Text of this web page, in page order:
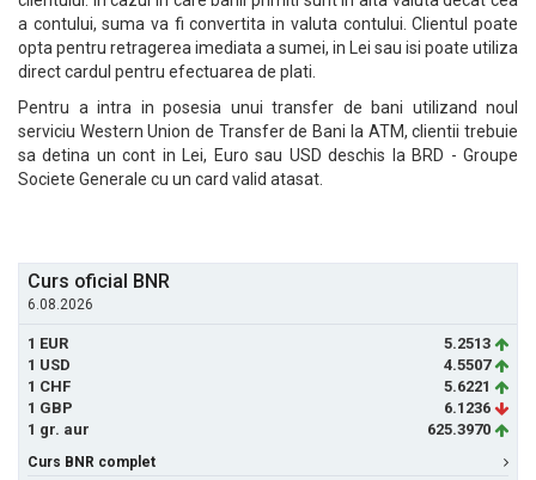
a contului, suma va fi convertita in valuta contului. Clientul poate
opta pentru retragerea imediata a sumei, in Lei sau isi poate utiliza
direct cardul pentru efectuarea de plati.
Pentru a intra in posesia unui transfer de bani utilizand noul
serviciu Western Union de Transfer de Bani la ATM, clientii trebuie
sa detina un cont in Lei, Euro sau USD deschis la BRD - Groupe
Societe Generale cu un card valid atasat.
Curs oficial BNR
6.08.2026
1 EUR
5.2513
1 USD
4.5507
1 CHF
5.6221
1 GBP
6.1236
1 gr. aur
625.3970
Curs BNR complet